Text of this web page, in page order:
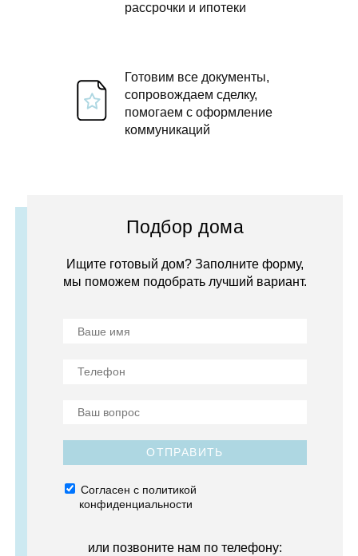
рассрочки и ипотеки
Готовим все документы,
сопровождаем сделку,
помогаем с оформление
коммуникаций
Подбор дома
Ищите готовый дом? Заполните форму,
мы поможем подобрать лучший вариант.
ОТПРАВИТЬ
Согласен с политикой
конфиденциальности
или позвоните нам по телефону: